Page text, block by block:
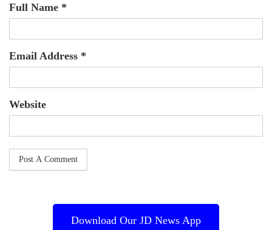
Full Name *
Email Address *
Website
Download Our JD News App